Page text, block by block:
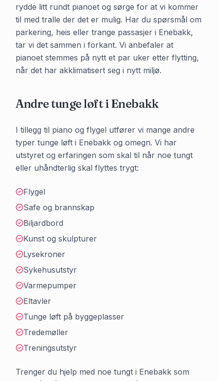
rydde litt rundt pianoet og sørge for at vi kommer
til med tralle der det er mulig. Har du spørsmål om
parkering, heis eller trange passasjer i Enebakk,
tar vi det sammen i forkant. Vi anbefaler at
pianoet stemmes på nytt et par uker etter flytting,
når det har akklimatisert seg i nytt miljø.
Andre tunge løft iEnebakk
I tillegg til piano og flygel utfører vi mange andre
typer tunge løft i Enebakk og omegn. Vi har
utstyret og erfaringen som skal til når noe tungt
eller uhåndterlig skal flyttes trygt:
Flygel
Safe og brannskap
Biljardbord
Kunst og skulpturer
Lysekroner
Sykehusutstyr
Varmepumper
Eltavler
Tunge løft på byggeplasser
Tredemøller
Treningsutstyr
Trenger du hjelp med noe tungt i Enebakk som